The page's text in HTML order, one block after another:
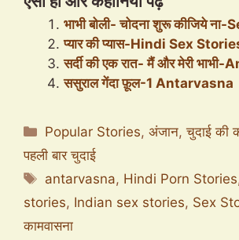
भाभी बोली- चोदना शुरू कीजिये
प्यार की प्यास-Hindi Sex
सर्दी की एक रात- मैं और मेरी
ससुराल गेंदा फ़ूल-1 Antarvasna
Categories
Popular Stories,अंजान,चुदाई की
पहली बार चुदाई
Tags
antarvasna, Hindi Porn Stories
stories, Indian sex stories, Sex
कामवासना